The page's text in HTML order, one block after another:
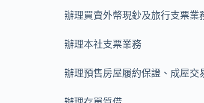
辦理買賣外幣現鈔及旅行支票業
辦理本社支票業務
辦理預售房屋履約保證、成屋